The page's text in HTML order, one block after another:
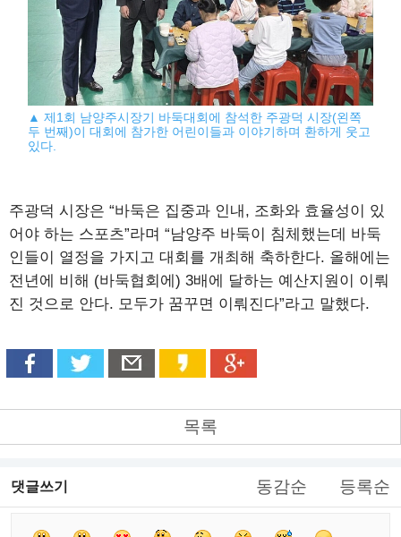
▲ 제1회 남양주시장기 바둑대회에 참석한 주광덕 시장(왼쪽
두 번째)이 대회에 참가한 어린이들과 이야기하며 환하게 웃고
있다.
주광덕 시장은 “바둑은 집중과 인내, 조화와 효율성이 있
어야 하는 스포츠”라며 “남양주 바둑이 침체했는데 바둑
인들이 열정을 가지고 대회를 개최해 축하한다. 올해에는
전년에 비해 (바둑협회에) 3배에 달하는 예산지원이 이뤄
진 것으로 안다. 모두가 꿈꾸면 이뤄진다”라고 말했다.
목록
댓글쓰기 동감순 등록순